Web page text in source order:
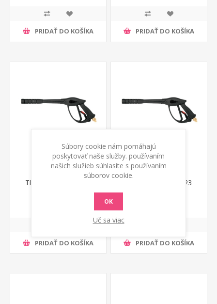
PRIDAŤ DO KOŠÍKA PRIDAŤ DO KOŠÍKA
Tlaková pištoľ 43794
PRIDAŤ DO KOŠÍKA
Tlaková pištoľ 47023
PRIDAŤ DO KOŠÍKA
Súbory cookie nám pomáhajú
poskytovať naše služby. používaním
našich služieb súhlasíte s používaním
súborov cookie.
OK
Uč sa viac